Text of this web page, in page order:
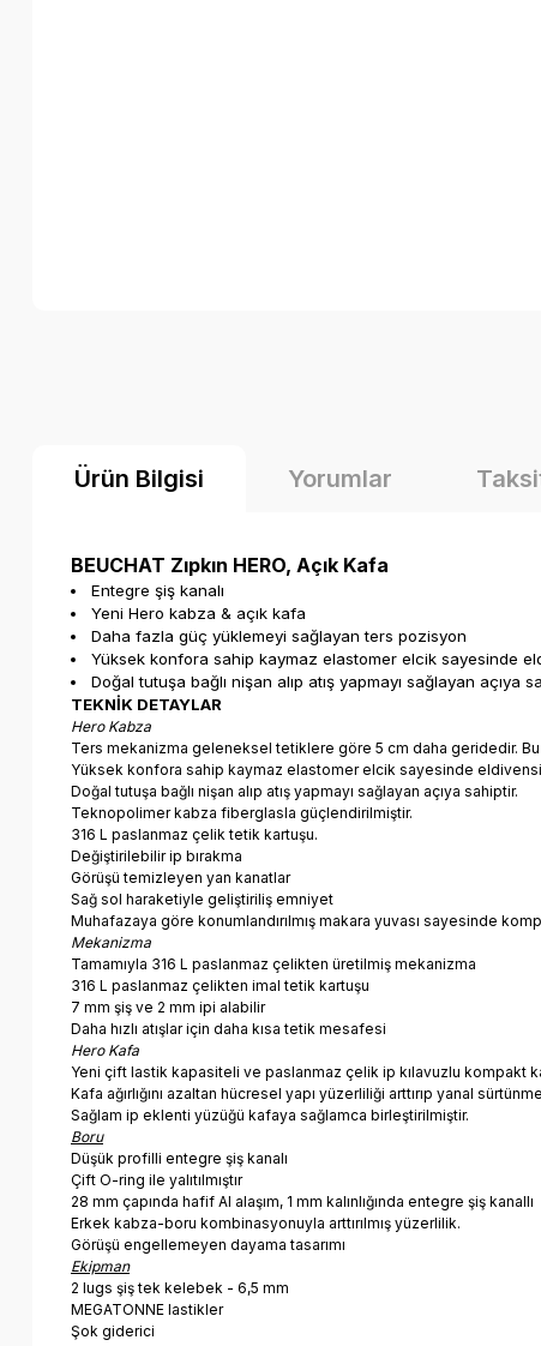
Ürün Bilgisi Yorumlar
BEUCHAT Zıpkın HERO, Açık Kafa
Entegre şiş kanalı
Yeni Hero kabza & açık kafa
Daha fazla güç yüklemeyi sağlayan ters pozisyon
Yüksek konfora sahip kaymaz elastomer elcik sayesinde
Doğal tutuşa bağlı nişan alıp atış yapmayı sağlayan açıya
TEKNİK DETAYLAR
Hero Kabza
Ters mekanizma geleneksel tetiklere göre 5 cm daha geridedir.
Yüksek konfora sahip kaymaz elastomer elcik sayesinde
Doğal tutuşa bağlı nişan alıp atış yapmayı sağlayan açıya sahiptir.
Teknopolimer kabza fiberglasla güçlendirilmiştir.
316 L paslanmaz çelik tetik kartuşu.
Değiştirilebilir ip bırakma
Görüşü temizleyen yan kanatlar
Sağ sol haraketiyle geliştiriliş emniyet
Muhafazaya göre konumlandırılmış makara yuvası sayesinde
Mekanizma
Tamamıyla 316 L paslanmaz çelikten üretilmiş mekanizma
316 L paslanmaz çelikten imal tetik kartuşu
7 mm şiş ve 2 mm ipi alabilir
Daha hızlı atışlar için daha kısa tetik mesafesi
Hero Kafa
Yeni çift lastik kapasiteli ve paslanmaz çelik ip kılavuzlu kompakt
Kafa ağırlığını azaltan hücresel yapı yüzerliliği arttırıp yanal
Sağlam ip eklenti yüzüğü kafaya sağlamca birleştirilmiştir.
Boru
Düşük profilli entegre şiş kanalı
Çift O-ring ile yalıtılmıştır
28 mm çapında hafif Al alaşım, 1 mm kalınlığında entegre şiş kanallı
Erkek kabza-boru kombinasyonuyla arttırılmış yüzerlilik.
Görüşü engellemeyen dayama tasarımı
Ekipman
2 lugs şiş tek kelebek - 6,5 mm
MEGATONNE lastikler
Şok giderici